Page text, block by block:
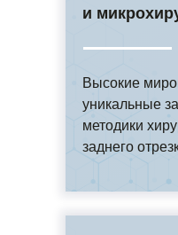
и
Высокие
уникальные
методики
заднего